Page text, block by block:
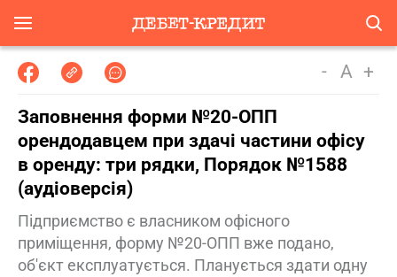
- A +
Заповнення форми №20-ОПП
орендодавцем при здачі частини офісу
в оренду: три рядки, Порядок №1588
(аудіоверсія)
Підприємство є власником офісного
приміщення, форму №20-ОПП вже подано,
об'єкт експлуатується. Планується здати одну